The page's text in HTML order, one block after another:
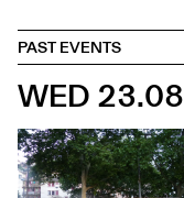
PAST EVENTS
WED 23.08